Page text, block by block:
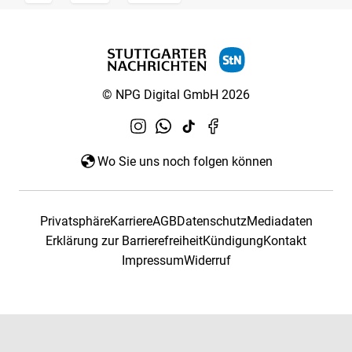
© NPG Digital GmbH 2026
Wo Sie uns noch folgen können
PrivatsphäreKarriereAGBDatenschutzMediadaten
Erklärung zur BarrierefreiheitKündigungKontakt
ImpressumWiderruf